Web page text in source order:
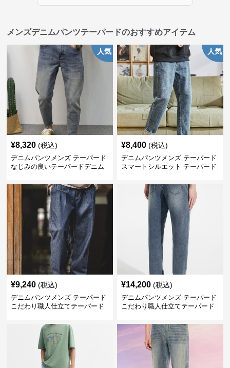
メンズデニムパンツテーパードのおすすめアイテム
人気
¥8,320 (税込)
デニムパンツメンズ テーパード
なじみの良いテーパードデニム
人気
¥8,400 (税込)
デニムパンツメンズ テーパード
スマートシルエット テーパード
¥9,240 (税込)
デニムパンツメンズ テーパード
こだわり職人仕立てテーパード
¥14,200 (税込)
デニムパンツメンズ テーパード
こだわり職人仕立てテーパード